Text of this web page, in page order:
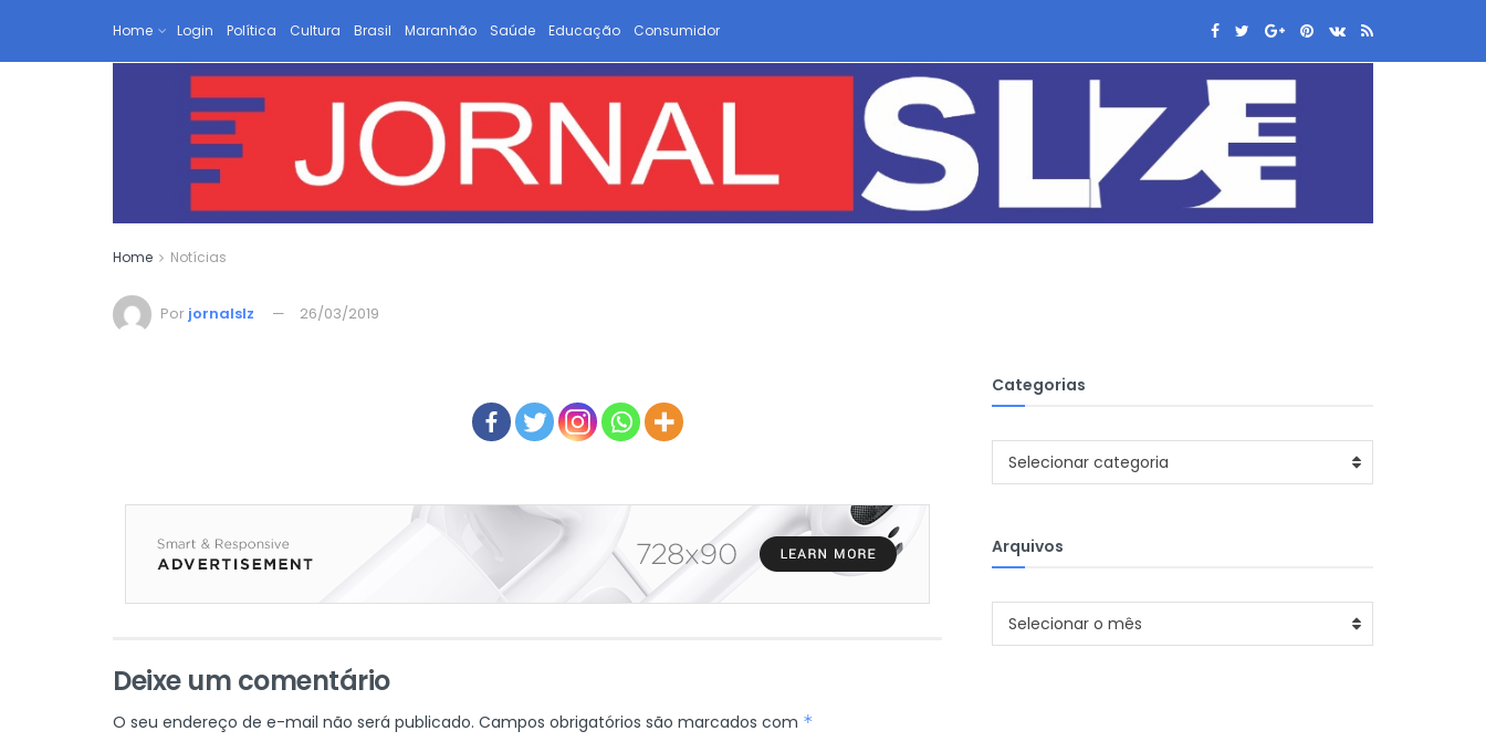
Home Login Política Cultura Brasil Maranhão Saúde Educação Consumidor
Home Notícias
Por jornalslz 26/03/2019
Deixe um comentário
O seu endereço de e-mail não será publicado. Campos obrigatórios são marcados com *
Categorias
Categorias
Selecionar categoria
Arquivos
Arquivos
Selecionar o mês